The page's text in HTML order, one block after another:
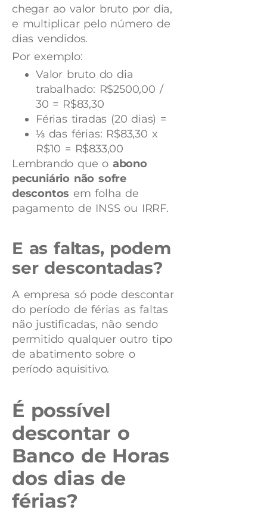
chegar ao valor bruto por dia,
e multiplicar pelo número de
dias vendidos.
Por exemplo:
Valor bruto do dia
trabalhado: R$2500,00 /
30 = R$83,30
Férias tiradas (20 dias) =
⅓ das férias: R$83,30 x
R$10 = R$833,00
Lembrando que o abono
pecuniário não sofre
descontos em folha de
pagamento de INSS ou IRRF.
E as faltas, podem
ser descontadas?
A empresa só pode descontar
do período de férias as faltas
não justificadas, não sendo
permitido qualquer outro tipo
de abatimento sobre o
período aquisitivo.
É possível
descontar o
Banco de Horas
dos dias de
férias?